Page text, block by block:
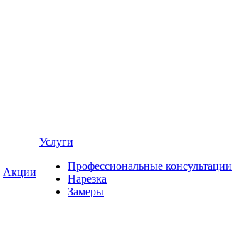
Акции
Услуги
Профессиональные консультации
Нарезка
Замеры